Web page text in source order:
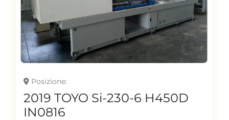
Posizione
2019 TOYO Si-230-6 H450D
IN0816